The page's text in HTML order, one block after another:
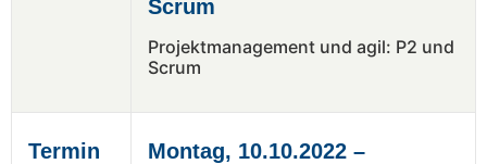
Scrum
Projektmanagement und agil: P2 und
Scrum
Termin
Montag, 10.10.2022 –